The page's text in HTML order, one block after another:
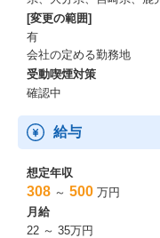
[変更の範囲]
有
会社の定める勤務地
受動喫煙対策
確認中
給与
想定年収
308 ～ 500 万円
月給
22 ～ 35万円